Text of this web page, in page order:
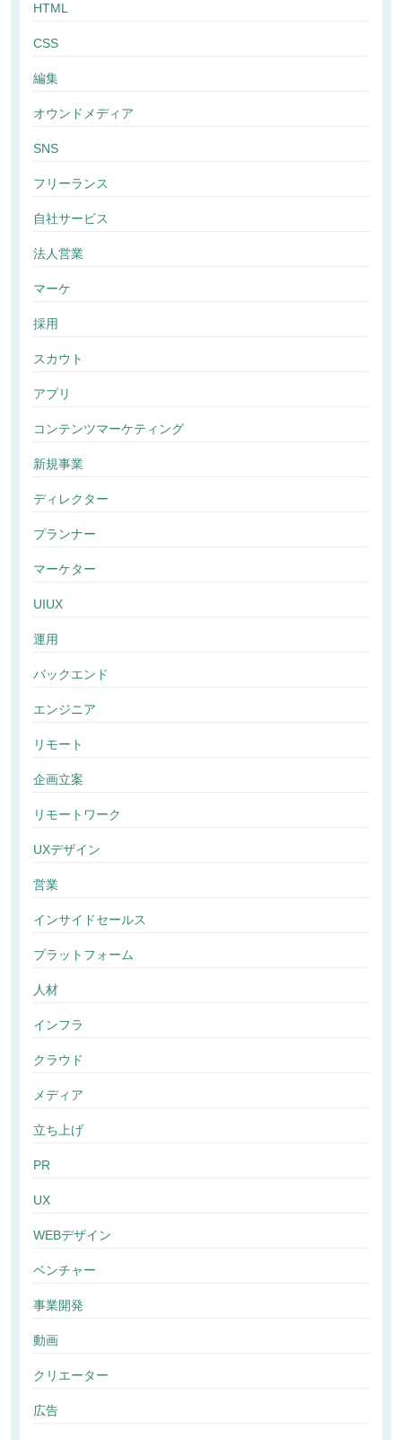
HTML
CSS
編集
オウンドメディア
SNS
フリーランス
自社サービス
法人営業
マーケ
採用
スカウト
アプリ
コンテンツマーケティング
新規事業
ディレクター
プランナー
マーケター
UIUX
運用
バックエンド
エンジニア
リモート
企画立案
リモートワーク
UXデザイン
営業
インサイドセールス
プラットフォーム
人材
インフラ
クラウド
メディア
立ち上げ
PR
UX
WEBデザイン
ベンチャー
事業開発
動画
クリエーター
広告